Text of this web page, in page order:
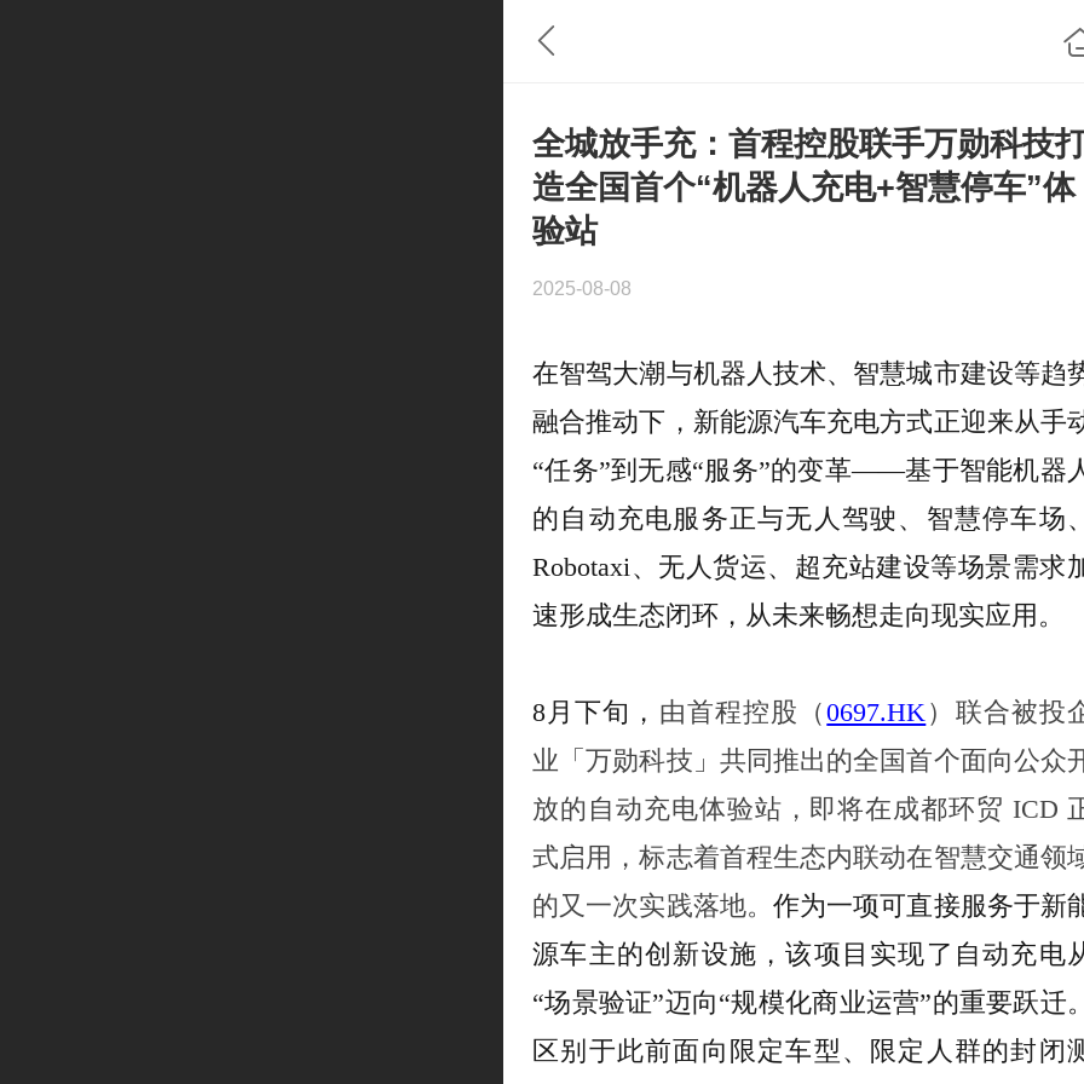
全城放手充：首程控股联手万勋科技
造全国首个“机器人充电+智慧停车”体
验站
2025-08-08
在智驾大潮与机器人技术、智慧城市建设等趋
融合推动下，新能源汽车充电方式正迎来从手
“任务”到无感“服务”的变革——基于智能机器
的自动充电服务正与无人驾驶、智慧停车场、
Robotaxi、无人货运、超充站建设等场景需求
速形成生态闭环，从未来畅想走向现实应用。
8月下旬， 由首程控股（0697.HK ）联合被投
业「万勋科技」共同推出的全国首个面向公众
放的自动充电体验站，即将在成都环贸 ICD
式启用，标志着首程生态内联动在智慧交通领
的又一次实践落地。 作为一项可直接服务于新
源车主的创新设施，该项目实现了自动充电
“场景验证”迈向“规模化商业运营”的重要跃迁。
区别于此前面向限定车型、限定人群的封闭